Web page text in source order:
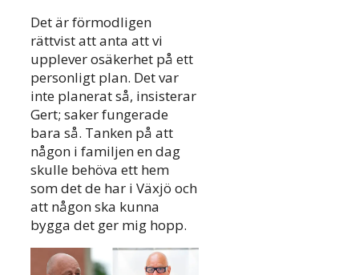
Det är förmodligen
rättvist att anta att vi
upplever osäkerhet på ett
personligt plan. Det var
inte planerat så, insisterar
Gert; saker fungerade
bara så. Tanken på att
någon i familjen en dag
skulle behöva ett hem
som det de har i Växjö och
att någon ska kunna
bygga det ger mig hopp.